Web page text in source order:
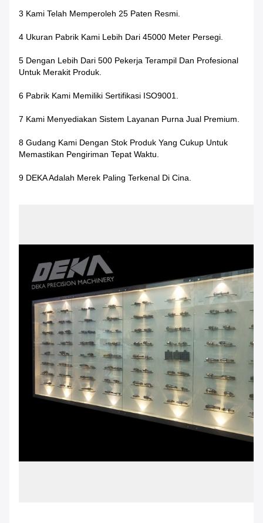
3 Kami Telah Memperoleh 25 Paten Resmi.
4 Ukuran Pabrik Kami Lebih Dari 45000 Meter Persegi.
5 Dengan Lebih Dari 500 Pekerja Terampil Dan Profesional
Untuk Merakit Produk.
6 Pabrik Kami Memiliki Sertifikasi ISO9001.
7 Kami Menyediakan Sistem Layanan Purna Jual Premium.
8 Gudang Kami Dengan Stok Produk Yang Cukup Untuk
Memastikan Pengiriman Tepat Waktu.
9 DEKA Adalah Merek Paling Terkenal Di Cina.